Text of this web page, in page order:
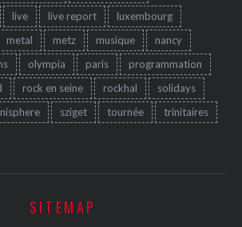
live live report
luxembourg
metal metz musique
nancy
olympia paris
programmation
rock en seine rockhal
solidays
sziget tournée
trinitaires
SITEMAP